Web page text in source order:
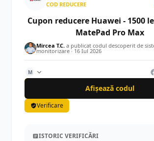
COD REDUCERE
Cupon reducere Huawei - 1500
MatePad Pro Max
Mircea T.C. a publicat codul descoperit de
monitorizare · 16 Iul 2026
M
Afișează codul
Verificare
ISTORIC VERIFICĂRI